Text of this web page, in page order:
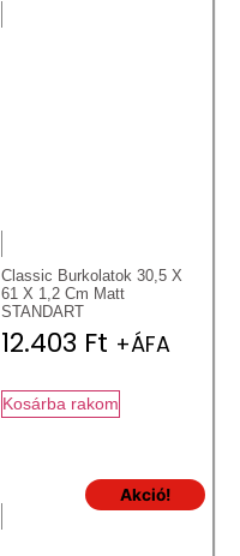
Classic Burkolatok 30,5 X
61 X 1,2 Cm Matt
STANDART
12.403 Ft +ÁFA
Kosárba rakom
Akció!